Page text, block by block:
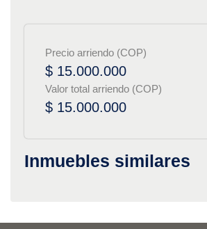
Precio arriendo (COP)
$ 15.000.000
Valor total arriendo (COP)
$ 15.000.000
Inmuebles similares